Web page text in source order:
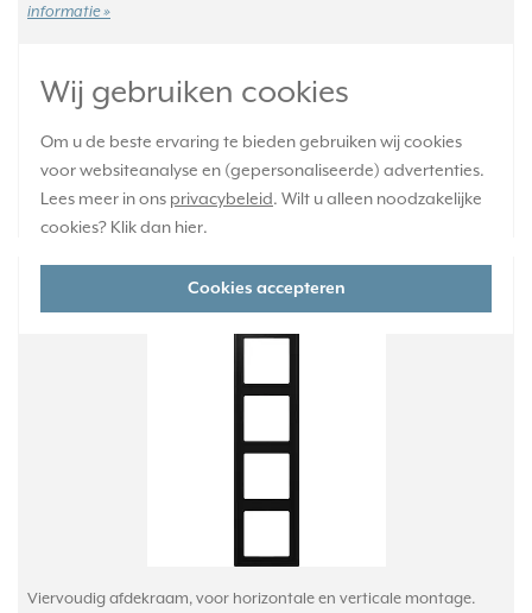
Wij gebruiken cookies
Om u de beste ervaring te bieden gebruiken wij cookies
voor websiteanalyse en (gepersonaliseerde) advertenties.
Lees meer in ons privacybeleid. Wilt u alleen noodzakelijke
cookies? Klik dan hier.
Cookies accepteren
informatie »
Voor maandag 21u besteld, dinsdag in huis*
119 stuk(s)
23,95 +
-
JUNG afdekraam 4-voudig LS990
grafietzwart mat (LS 984 SWM)
Viervoudig afdekraam, voor horizontale en verticale montage.